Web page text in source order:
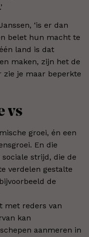
‘is er dan
belet hun macht te
land is dat
maken, zijn het de
zie je maar beperkte
vs
groei, én een
En die
strijd, die de
verdelen gestalte
de
met reders van
kan
aanmeren in